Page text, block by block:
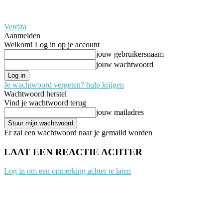
Verdita
Aanmelden
Welkom! Log in op je account
jouw gebruikersnaam
jouw wachtwoord
Je wachtwoord vergeten? hulp krijgen
Wachtwoord herstel
Vind je wachtwoord terug
jouw mailadres
Er zal een wachtwoord naar je gemaild worden
LAAT EEN REACTIE ACHTER
Log in om een opmerking achter te laten